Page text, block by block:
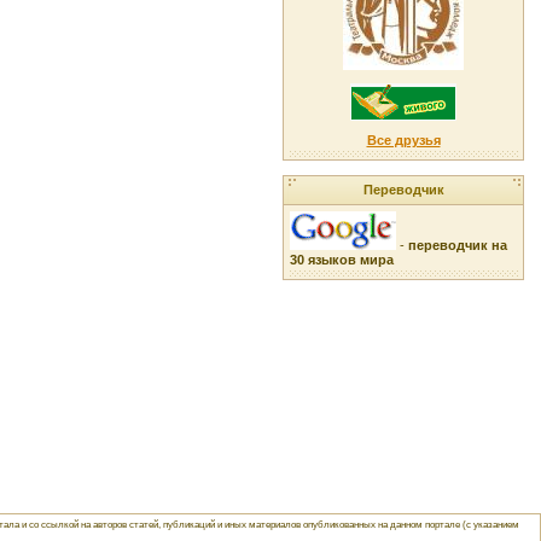
Все друзья
Переводчик
- переводчик на
30 языков мира
и со ссылкой на авторов статей, публикаций и иных материалов опубликованных на данном портале (с указанием